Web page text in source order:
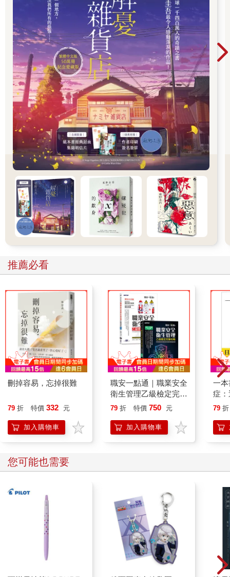
都藏著人性的幽微、親情的牽絆、愛情的遺憾，
以及對生命最深刻的凝視。當真相揭曉的那一
刻，留在讀者心中的，往往不是兇手是誰，而是
那些無法言說的情感。
推薦必看
刪掉容易，忘掉很難
79 折 特價 332 元
加入購物車
職安一點通｜職業安全
衛生管理乙級檢定完勝
攻略｜2026版(套書)
79 折 特價 750 元
加入購物車
一
症
開
的
79 折
您可能也需要